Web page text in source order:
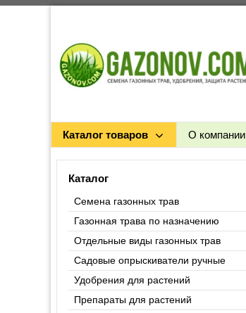
Каталог товаров О компании
Каталог
Семена газонных трав
Газонная трава по назначению
Отдельные виды газонных трав
Садовые опрыскиватели ручные
Удобрения для растений
Препараты для растений